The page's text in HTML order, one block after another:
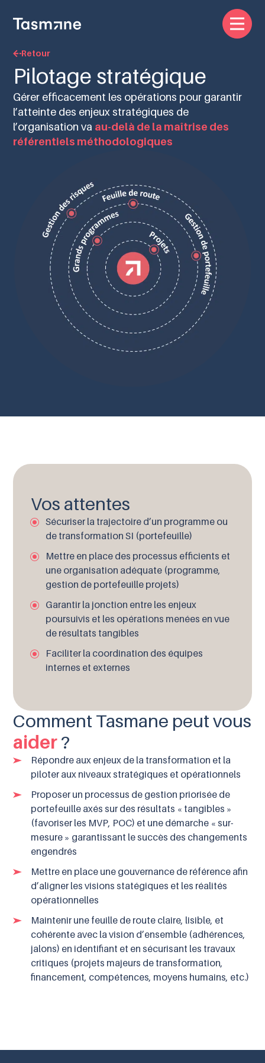
Retour
Pilotage stratégique
Gérer efficacement les opérations pour garantir
l’atteinte des enjeux stratégiques de
l’organisation va au-delà de la maîtrise des
référentiels méthodologiques
Vos attentes
Sécuriser la trajectoire d’un programme ou
de transformation SI (portefeuille)
Mettre en place des processus efficients et
une organisation adéquate (programme,
gestion de portefeuille projets)
Garantir la jonction entre les enjeux
poursuivis et les opérations menées en vue
de résultats tangibles
Faciliter la coordination des équipes
internes et externes
Comment Tasmane peut vous
aider ?
Répondre aux enjeux de la transformation et la
piloter aux niveaux stratégiques et opérationnels
Proposer un processus de gestion priorisée de
portefeuille axés sur des résultats « tangibles »
(favoriser les MVP, POC) et une démarche « sur-
mesure » garantissant le succès des changements
engendrés
Mettre en place une gouvernance de référence afin
d’aligner les visions statégiques et les réalités
opérationnelles
Maintenir une feuille de route claire, lisible, et
cohérente avec la vision d’ensemble (adhérences,
jalons) en identifiant et en sécurisant les travaux
critiques (projets majeurs de transformation,
financement, compétences, moyens humains, etc.)